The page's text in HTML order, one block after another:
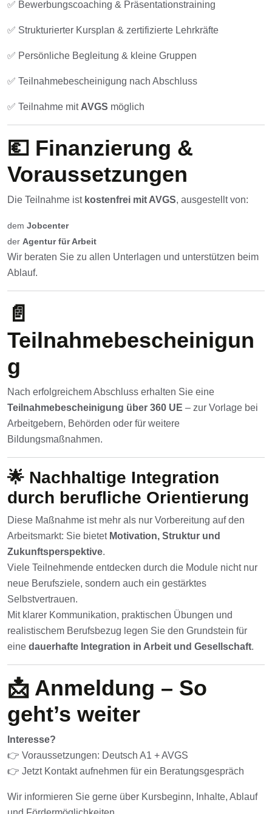
✅ Bewerbungscoaching & Präsentationstraining
✅ Strukturierter Kursplan & zertifizierte Lehrkräfte
✅ Persönliche Begleitung & kleine Gruppen
✅ Teilnahmebescheinigung nach Abschluss
✅ Teilnahme mit AVGS möglich
💶 Finanzierung &
Voraussetzungen
Die Teilnahme ist kostenfrei mit AVGS, ausgestellt von:
dem Jobcenter
der Agentur für Arbeit
Wir beraten Sie zu allen Unterlagen und unterstützen beim
Ablauf.
📄
Teilnahmebescheinigun
g
Nach erfolgreichem Abschluss erhalten Sie eine
Teilnahmebescheinigung über 360 UE – zur Vorlage bei
Arbeitgebern, Behörden oder für weitere
Bildungsmaßnahmen.
🌟 Nachhaltige Integration
durch berufliche Orientierung
Diese Maßnahme ist mehr als nur Vorbereitung auf den
Arbeitsmarkt: Sie bietet Motivation, Struktur und
Zukunftsperspektive.
Viele Teilnehmende entdecken durch die Module nicht nur
neue Berufsziele, sondern auch ein gestärktes
Selbstvertrauen.
Mit klarer Kommunikation, praktischen Übungen und
realistischem Berufsbezug legen Sie den Grundstein für
eine dauerhafte Integration in Arbeit und Gesellschaft.
📩 Anmeldung – So
geht’s weiter
Interesse?
👉 Voraussetzungen: Deutsch A1 + AVGS
👉 Jetzt Kontakt aufnehmen für ein Beratungsgespräch
Wir informieren Sie gerne über Kursbeginn, Inhalte, Ablauf